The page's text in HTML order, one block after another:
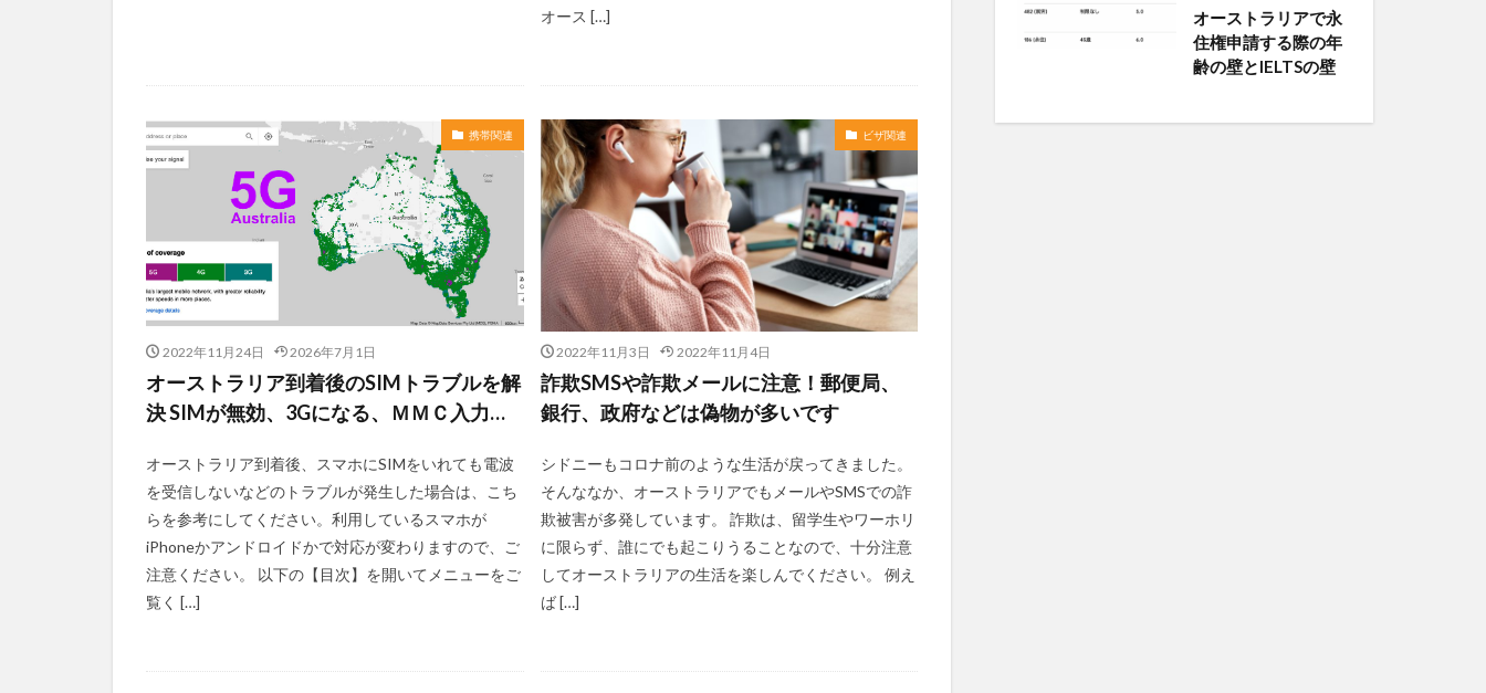
オース […]
携帯関連
2022年11月24日 2026年7月1日
オーストラリア到着後のSIMトラブルを解
決 SIMが無効、3Gになる、ＭＭＣ入力…
オーストラリア到着後、スマホにSIMをいれても電波
を受信しないなどのトラブルが発生した場合は、こち
らを参考にしてください。利用しているスマホが
iPhoneかアンドロイドかで対応が変わりますので、ご
注意ください。 以下の【目次】を開いてメニューをご
覧く […]
ビザ関連
2022年11月3日 2022年11月4日
詐欺SMSや詐欺メールに注意！郵便局、
銀行、政府などは偽物が多いです
シドニーもコロナ前のような生活が戻ってきました。
そんななか、オーストラリアでもメールやSMSでの詐
欺被害が多発しています。 詐欺は、留学生やワーホリ
に限らず、誰にでも起こりうることなので、十分注意
してオーストラリアの生活を楽しんでください。 例え
ば […]
オーストラリアで永
住権申請する際の年
齢の壁とIELTSの壁